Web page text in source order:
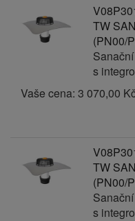
TW
(PN00/
s
Vaše cena: 3 070,00
TW
(PN00/
s